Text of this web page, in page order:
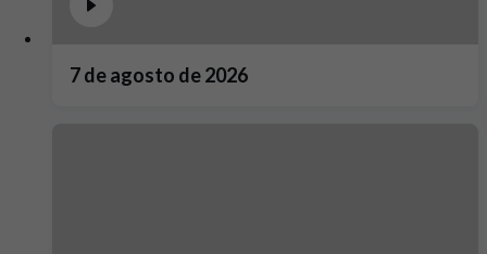
7 de agosto de 2026